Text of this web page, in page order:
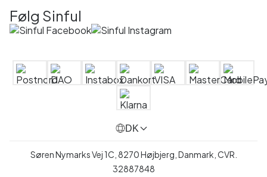
Følg Sinful
DK
Søren Nymarks Vej 1C, 8270 Højbjerg, Danmark, CVR.
32887848